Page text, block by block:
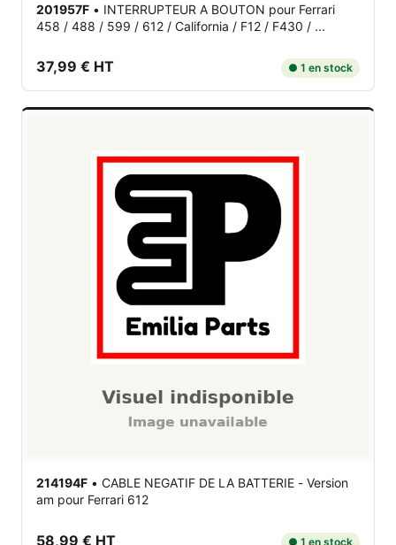
201957F • INTERRUPTEUR A BOUTON pour Ferrari
458 / 488 / 599 / 612 / California / F12 / F430 / ...
37,99 € HT ● 1 en stock
214194F • CABLE NEGATIF DE LA BATTERIE - Version
am pour Ferrari 612
58,99 € HT ● 1 en stock